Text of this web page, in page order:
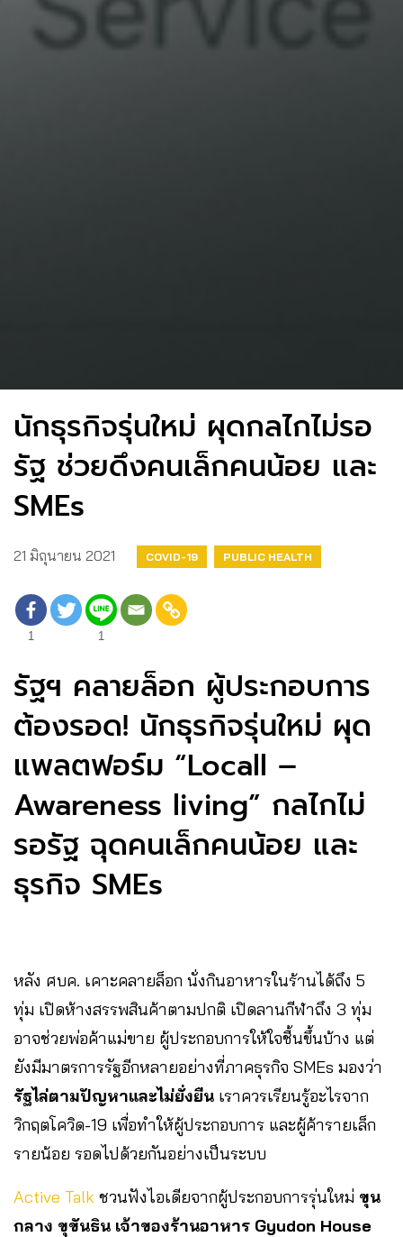
นักธุรกิจรุ่นใหม่ ผุดกลไกไม่รอ
รัฐ ช่วยดึงคนเล็กคนน้อย และ
SMEs
21 มิถุนายน 2021 COVID-19 PUBLIC HEALTH
1 1
รัฐฯ คลายล็อก ผู้ประกอบการ
ต้องรอด! นักธุรกิจรุ่นใหม่ ผุด
แพลตฟอร์ม “Locall –
Awareness living” กลไกไม่
รอรัฐ ฉุดคนเล็กคนน้อย และ
ธุรกิจ SMEs
หลัง ศบค. เคาะคลายล็อก นั่งกินอาหารในร้านได้ถึง 5
ทุ่ม เปิดห้างสรรพสินค้าตามปกติ เปิดลานกีฬาถึง 3 ทุ่ม
อาจช่วยพ่อค้าแม่ขาย ผู้ประกอบการให้ใจชื้นขึ้นบ้าง แต่
ยังมีมาตรการรัฐอีกหลายอย่างที่ภาคธุรกิจ SMEs มองว่า
รัฐไล่ตามปัญหาและไม่ยั่งยืน เราควรเรียนรู้อะไรจาก
วิกฤตโควิด-19 เพื่อทำให้ผู้ประกอบการ และผู้ค้ารายเล็ก
รายน้อย รอดไปด้วยกันอย่างเป็นระบบ
Active Talk ชวนฟังไอเดียจากผู้ประกอบการรุ่นใหม่ ขุน
กลาง ขุขันธิน เจ้าของร้านอาหาร Gyudon House